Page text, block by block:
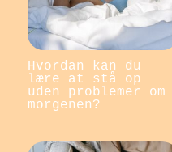
Hvordan kan du
lære at stå op
uden problemer om
morgenen?